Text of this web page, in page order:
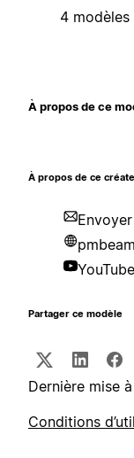
4 modèles
À propos de ce
À propos de ce
YouTube
Partager ce modèle
Dernière mise
Conditions